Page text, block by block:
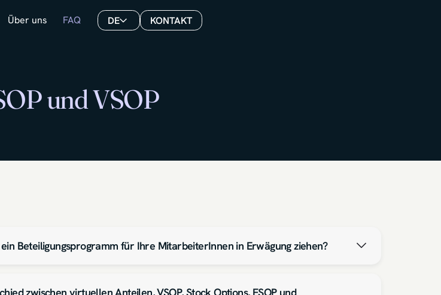
Über uns FAQ DE KONTAKT
und VSOP
Beteiligungsprogramm für Ihre MitarbeiterInnen in Erwägung ziehen?